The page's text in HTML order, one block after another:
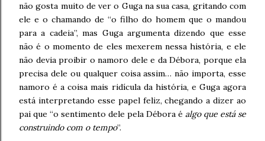
não gosta muito de ver o Guga na sua casa, gritando com
ele e o chamando de “o filho do homem que o mandou
para a cadeia”, mas Guga argumenta dizendo que esse
não é o momento de eles mexerem nessa história, e ele
não devia proibir o namoro dele e da Débora, porque ela
precisa dele ou qualquer coisa assim… não importa, esse
namoro é a coisa mais ridícula da história, e Guga agora
está interpretando esse papel feliz, chegando a dizer ao
pai que “o sentimento dele pela Débora é algo que está se
construindo com o tempo”.